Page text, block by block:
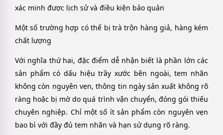
xác minh được lịch sử và điều kiện bảo quản
Một số trường hợp có thể bị trà trộn hàng giả, hàng kém
chất lượng
Với nghĩa thứ hai, đặc điểm dễ nhận biết là phần lớn các
sản phẩm có dấu hiệu trầy xước bên ngoài, tem nhãn
không còn nguyên vẹn, thông tin ngày sản xuất không rõ
ràng hoặc bị mờ do quá trình vận chuyển, đóng gói thiếu
chuyên nghiệp. Chỉ một số ít sản phẩm còn nguyên vẹn
bao bì với đầy đủ tem nhãn và hạn sử dụng rõ ràng.